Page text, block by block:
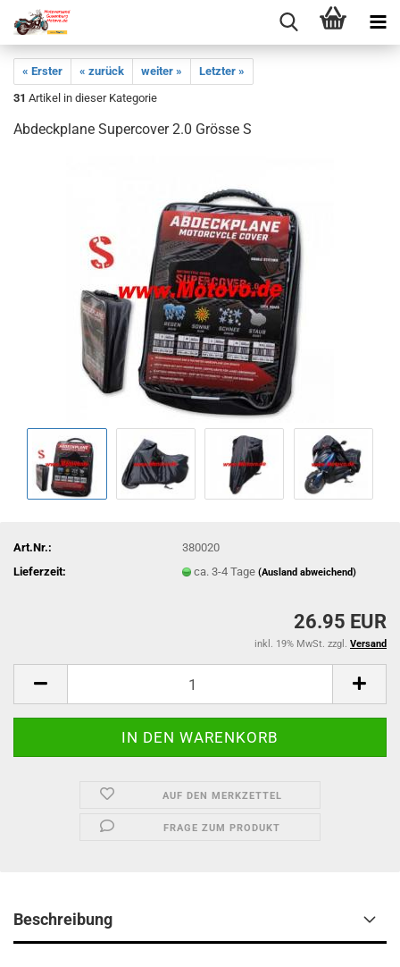
« Erster « zurück weiter »
Letzter »
31 Artikel in dieser Kategorie
Abdeckplane Supercover 2.0 Grösse S
Art.Nr.:
380020
Lieferzeit:
ca. 3-4 Tage(Ausland abweichend)
26.95 EUR
inkl. 19% MwSt. zzgl. Versand
AUF DEN MERKZETTEL
FRAGE ZUM PRODUKT
Beschreibung